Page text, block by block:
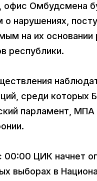
офис Омбудсмена
о нарушениях,
на их основании
республики.
среди
парламент,
00:00 ЦИК начнет
выборах в